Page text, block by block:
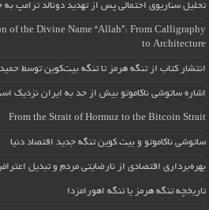
تحلیل سناریوی احتمالی پس از تهدید دونالد ترامپ به
of the Divine Name “Allah”: From Calligraphy
to Architecture
انتشار کتاب از تنگه هرمز تا تنگه بیت‌کوین توسط
اشاره ساتوشی ناکاموتو بیش از حد به ایران نزدیک
From the Strait of Hormuz to the Bitcoin Strait
ساتوشی ناکاموتو و بیت کوین تنگه جدید اقتصاد دنیا
بهره‌برداری اقتصادی از نارضایتی مردم و تبدیل
تاریخچه تنگه هرمز یا تنگه اهورامزدا